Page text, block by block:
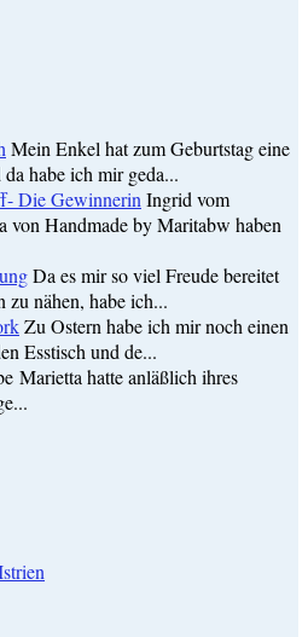
Mein Enkel hat zum Geburtstag eine
habe ich mir geda...
Die Gewinnerin Ingrid vom
von Handmade by Maritabw haben
Da es mir so viel Freude bereitet
zu nähen, habe ich...
Zu Ostern habe ich mir noch einen
Esstisch und de...
Marietta hatte anläßlich ihres